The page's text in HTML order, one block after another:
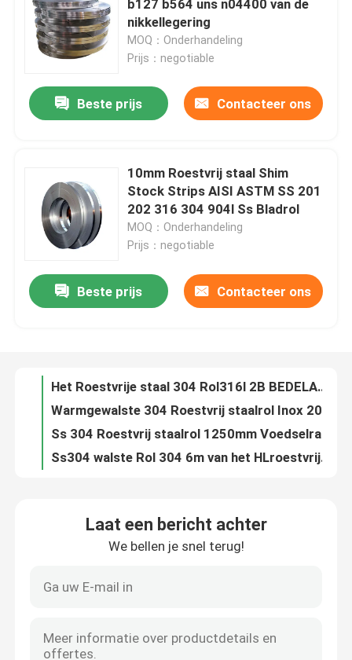
Huis
Producten
Ongeveer ons
Kwaliteitscontrole
Contact de V.S.
Verzoek om een Citaat
het blad van de roestvrij staalplaat
b127 b564 uns n04400 van de
nikkellegering
MOQ：Onderhandeling
Prijs：negotiable
Beste prijs Contacteer ons
10mm Roestvrij staal Shim
Stock Strips AISI ASTM SS 201
202 316 304 904l Ss Bladrol
MOQ：Onderhandeling
Prijs：negotiable
Beste prijs Contacteer ons
Het Roestvrije staal 304 Rol316l 2B BEDELAARS 1219mm van de Satiborstel
van de het Roestvrije staalstrook van 304N 310S van het de Rollassen Metaal 100mm
Aisi 304 301L-Koudgewalst Metaal 2000mm van de Roestvrij staalrol
Laat een bericht achter
We bellen je snel terug!